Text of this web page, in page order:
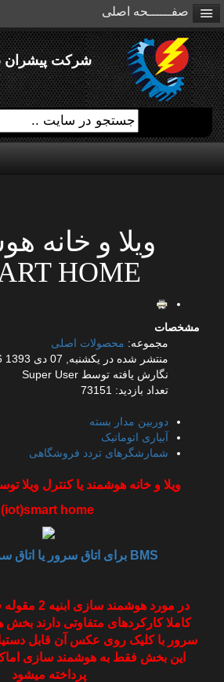
شرکت پیشران
ویلا و خانه
HOME
مشخصات
مجموعه: محصولات اصلی
منتشر شده در یکشنبه, 07 دی 1393 21:06
نگارش یافته توسط Super User
تعداد بازدید: 73151
دوربین مدار بسته
آبیاری اتوماتیک
شمارشگرهای تردد فروشگاهی
ویلا و خانه هوشمند یا کنترل ویلا
BMS برای اتاق سرور یا اتاق
در مورد هوشمند
کاملا کارکردهای متفاوتی دارند
سرور با کلیک روی عکس آن قابل
این بخش فقط به هوشمند سازی
پرداخته میشود
صفــــــحه اصلی